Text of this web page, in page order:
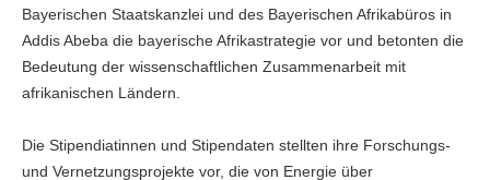
Bayerischen Staatskanzlei und des Bayerischen Afrikabüros in
Addis Abeba die bayerische Afrikastrategie vor und betonten die
Bedeutung der wissenschaftlichen Zusammenarbeit mit
afrikanischen Ländern.
Die Stipendiatinnen und Stipendaten stellten ihre Forschungs-
und Vernetzungsprojekte vor, die von Energie über